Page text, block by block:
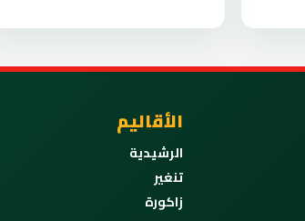
الأقاليم
الرشيدية
تنغير
زاكورة